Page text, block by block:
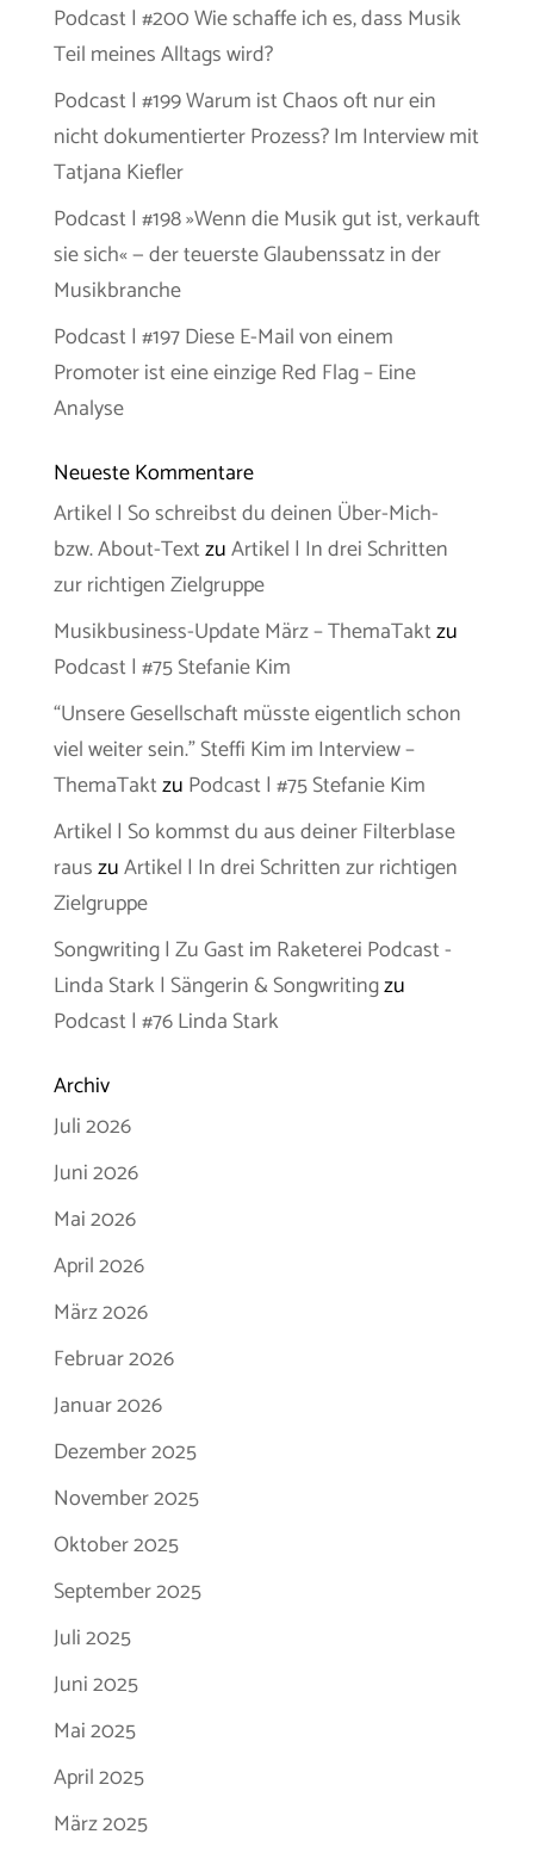
Podcast | #200 Wie schaffe ich es, dass Musik
Teil meines Alltags wird?
Podcast | #199 Warum ist Chaos oft nur ein
nicht dokumentierter Prozess? Im Interview mit
Tatjana Kiefler
Podcast | #198 »Wenn die Musik gut ist, verkauft
sie sich« — der teuerste Glaubenssatz in der
Musikbranche
Podcast | #197 Diese E-Mail von einem
Promoter ist eine einzige Red Flag – Eine
Analyse
Neueste Kommentare
Artikel | So schreibst du deinen Über-Mich-
bzw. About-TextzuArtikel | In drei Schritten
zur richtigen Zielgruppe
Musikbusiness-Update März – ThemaTaktzu
Podcast | #75 Stefanie Kim
“Unsere Gesellschaft müsste eigentlich schon
viel weiter sein.” Steffi Kim im Interview –
ThemaTaktzu Podcast | #75 Stefanie Kim
Artikel | So kommst du aus deiner Filterblase
rauszuArtikel | In drei Schritten zur richtigen
Zielgruppe
Songwriting | Zu Gast im Raketerei Podcast -
Linda Stark | Sängerin & Songwritingzu
Podcast | #76 Linda Stark
Archiv
Juli 2026
Juni 2026
Mai 2026
April 2026
März 2026
Februar 2026
Januar 2026
Dezember 2025
November 2025
Oktober 2025
September 2025
Juli 2025
Juni 2025
Mai 2025
April 2025
März 2025